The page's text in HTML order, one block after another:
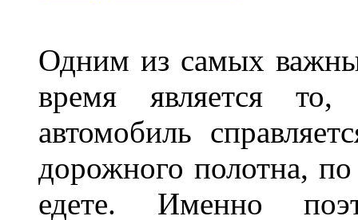
Одним из самых
время является то,
автомобиль
дорожного полотна,
едете. Именно